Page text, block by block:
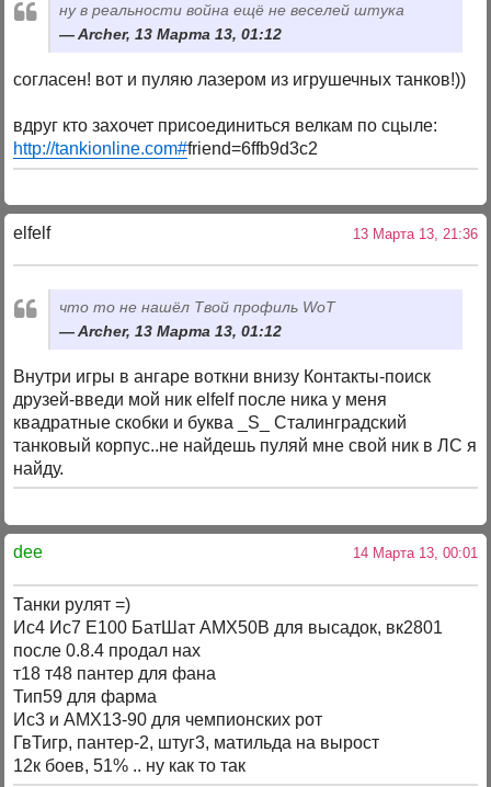
ну в реальности война ещё не веселей штука
Archer, 13 Марта 13, 01:12
согласен! вот и пуляю лазером из игрушечных танков!))
вдруг кто захочет присоединиться велкам по сцыле:
http://tankionline.com#friend=6ffb9d3c2
elfelf 13 Марта 13, 21:36
что то не нашёл Твой профиль WoT
Archer, 13 Марта 13, 01:12
Внутри игры в ангаре воткни внизу Контакты-поиск
друзей-введи мой ник elfelf после ника у меня
квадратные скобки и буква _S_ Сталинградский
танковый корпус..не найдешь пуляй мне свой ник в ЛС я
найду.
dee 14 Марта 13, 00:01
Танки рулят =)
Ис4 Ис7 Е100 БатШат АМХ50В для высадок, вк2801
после 0.8.4 продал нах
т18 т48 пантер для фана
Тип59 для фарма
Ис3 и АМХ13-90 для чемпионских рот
ГвТигр, пантер-2, штуг3, матильда на вырост
12к боев, 51% .. ну как то так